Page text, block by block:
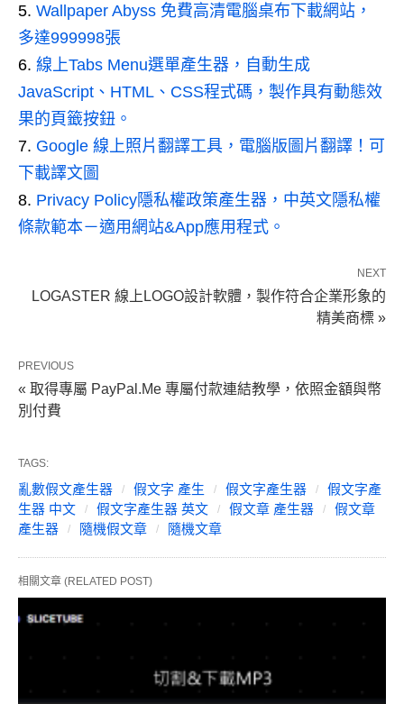
Wallpaper Abyss 免費高清電腦桌布下載網站，
多達999998張
線上Tabs Menu選單產生器，自動生成
JavaScript、HTML、CSS程式碼，製作具有動態效
果的頁籤按鈕。
Google 線上照片翻譯工具，電腦版圖片翻譯！可
下載譯文圖
Privacy Policy隱私權政策產生器，中英文隱私權
條款範本－適用網站&App應用程式。
NEXT
LOGASTER 線上LOGO設計軟體，製作符合企業形象的
精美商標 »
PREVIOUS
« 取得專屬 PayPal.Me 專屬付款連結教學，依照金額與幣
別付費
TAGS:
亂數假文產生器 假文字 產生 假文字產生器
假文字產
生器 中文
假文字產生器 英文 假文章 產生器
假文章
產生器
隨機假文章 隨機文章
相關文章 (RELATED POST)